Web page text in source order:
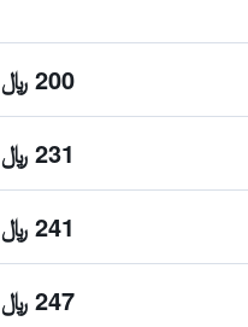
200 ﷼
231 ﷼
241 ﷼
247 ﷼